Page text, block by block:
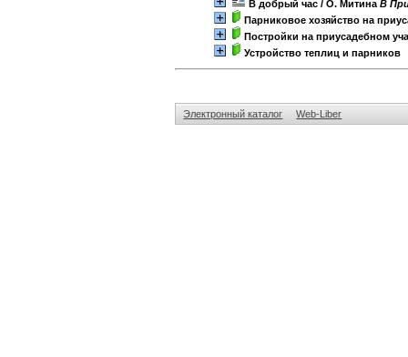
В добрый час / О. МитинаB
Парниковое хозяйство на
Постройки на приусадебном
Устройство теплиц и парников
Электронный каталог Web-Liber